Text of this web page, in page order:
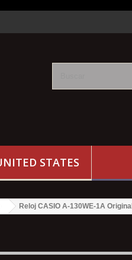
STATES
Reloj CASIO A-130WE-1A Original